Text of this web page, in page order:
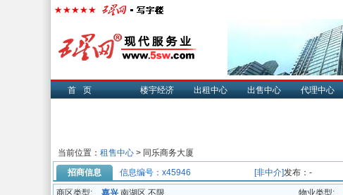
首页 楼宇经济 出租中心 出售中心 代理中心
当前位置： 租售中心 > 同乐商务大厦
招商信息
信息编号：x45946 [非中介]发布：-
商区类型: 嘉兴 南湖区 不限 物业类型: